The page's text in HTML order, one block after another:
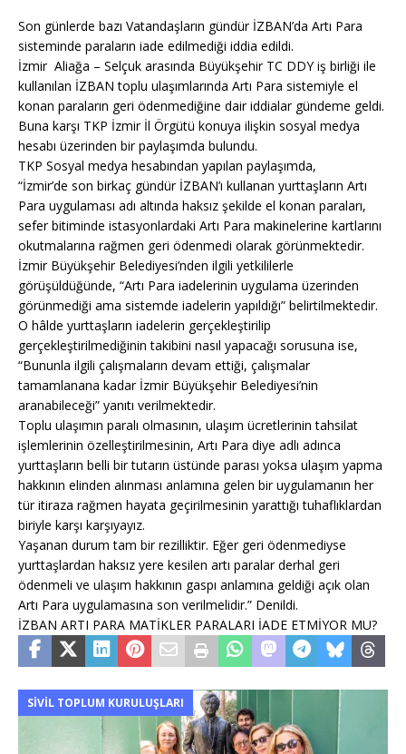
Son günlerde bazı Vatandaşların gündür İZBAN’da Artı Para
sisteminde paraların iade edilmediği iddia edildi.
İzmir Aliağa – Selçuk arasında Büyükşehir TC DDY iş birliği ile
kullanılan İZBAN toplu ulaşımlarında Artı Para sistemiyle el
konan paraların geri ödenmediğine dair iddialar gündeme geldi.
Buna karşı TKP İzmir İl Örgütü konuya ilişkin sosyal medya
hesabı üzerinden bir paylaşımda bulundu.
TKP Sosyal medya hesabından yapılan paylaşımda,
“İzmir’de son birkaç gündür İZBAN’ı kullanan yurttaşların Artı
Para uygulaması adı altında haksız şekilde el konan paraları,
sefer bitiminde istasyonlardaki Artı Para makinelerine kartlarını
okutmalarına rağmen geri ödenmedi olarak görünmektedir.
İzmir Büyükşehir Belediyesi’nden ilgili yetkililerle
görüşüldüğünde, “Artı Para iadelerinin uygulama üzerinden
görünmediği ama sistemde iadelerin yapıldığı” belirtilmektedir.
O hâlde yurttaşların iadelerin gerçekleştirilip
gerçekleştirilmediğinin takibini nasıl yapacağı sorusuna ise,
“Bununla ilgili çalışmaların devam ettiği, çalışmalar
tamamlanana kadar İzmir Büyükşehir Belediyesi’nin
aranabileceği” yanıtı verilmektedir.
Toplu ulaşımın paralı olmasının, ulaşım ücretlerinin tahsilat
işlemlerinin özelleştirilmesinin, Artı Para diye adlı adınca
yurttaşların belli bir tutarın üstünde parası yoksa ulaşım yapma
hakkının elinden alınması anlamına gelen bir uygulamanın her
tür itiraza rağmen hayata geçirilmesinin yarattığı tuhaflıklardan
biriyle karşı karşıyayız.
Yaşanan durum tam bir rezilliktir. Eğer geri ödenmediyse
yurttaşlardan haksız yere kesilen artı paralar derhal geri
ödenmeli ve ulaşım hakkının gaspı anlamına geldiği açık olan
Artı Para uygulamasına son verilmelidir.” Denildi.
İZBAN ARTI PARA MATİKLER PARALARI İADE ETMİYOR MU?
SIVIL TOPLUM KURULUŞLARI